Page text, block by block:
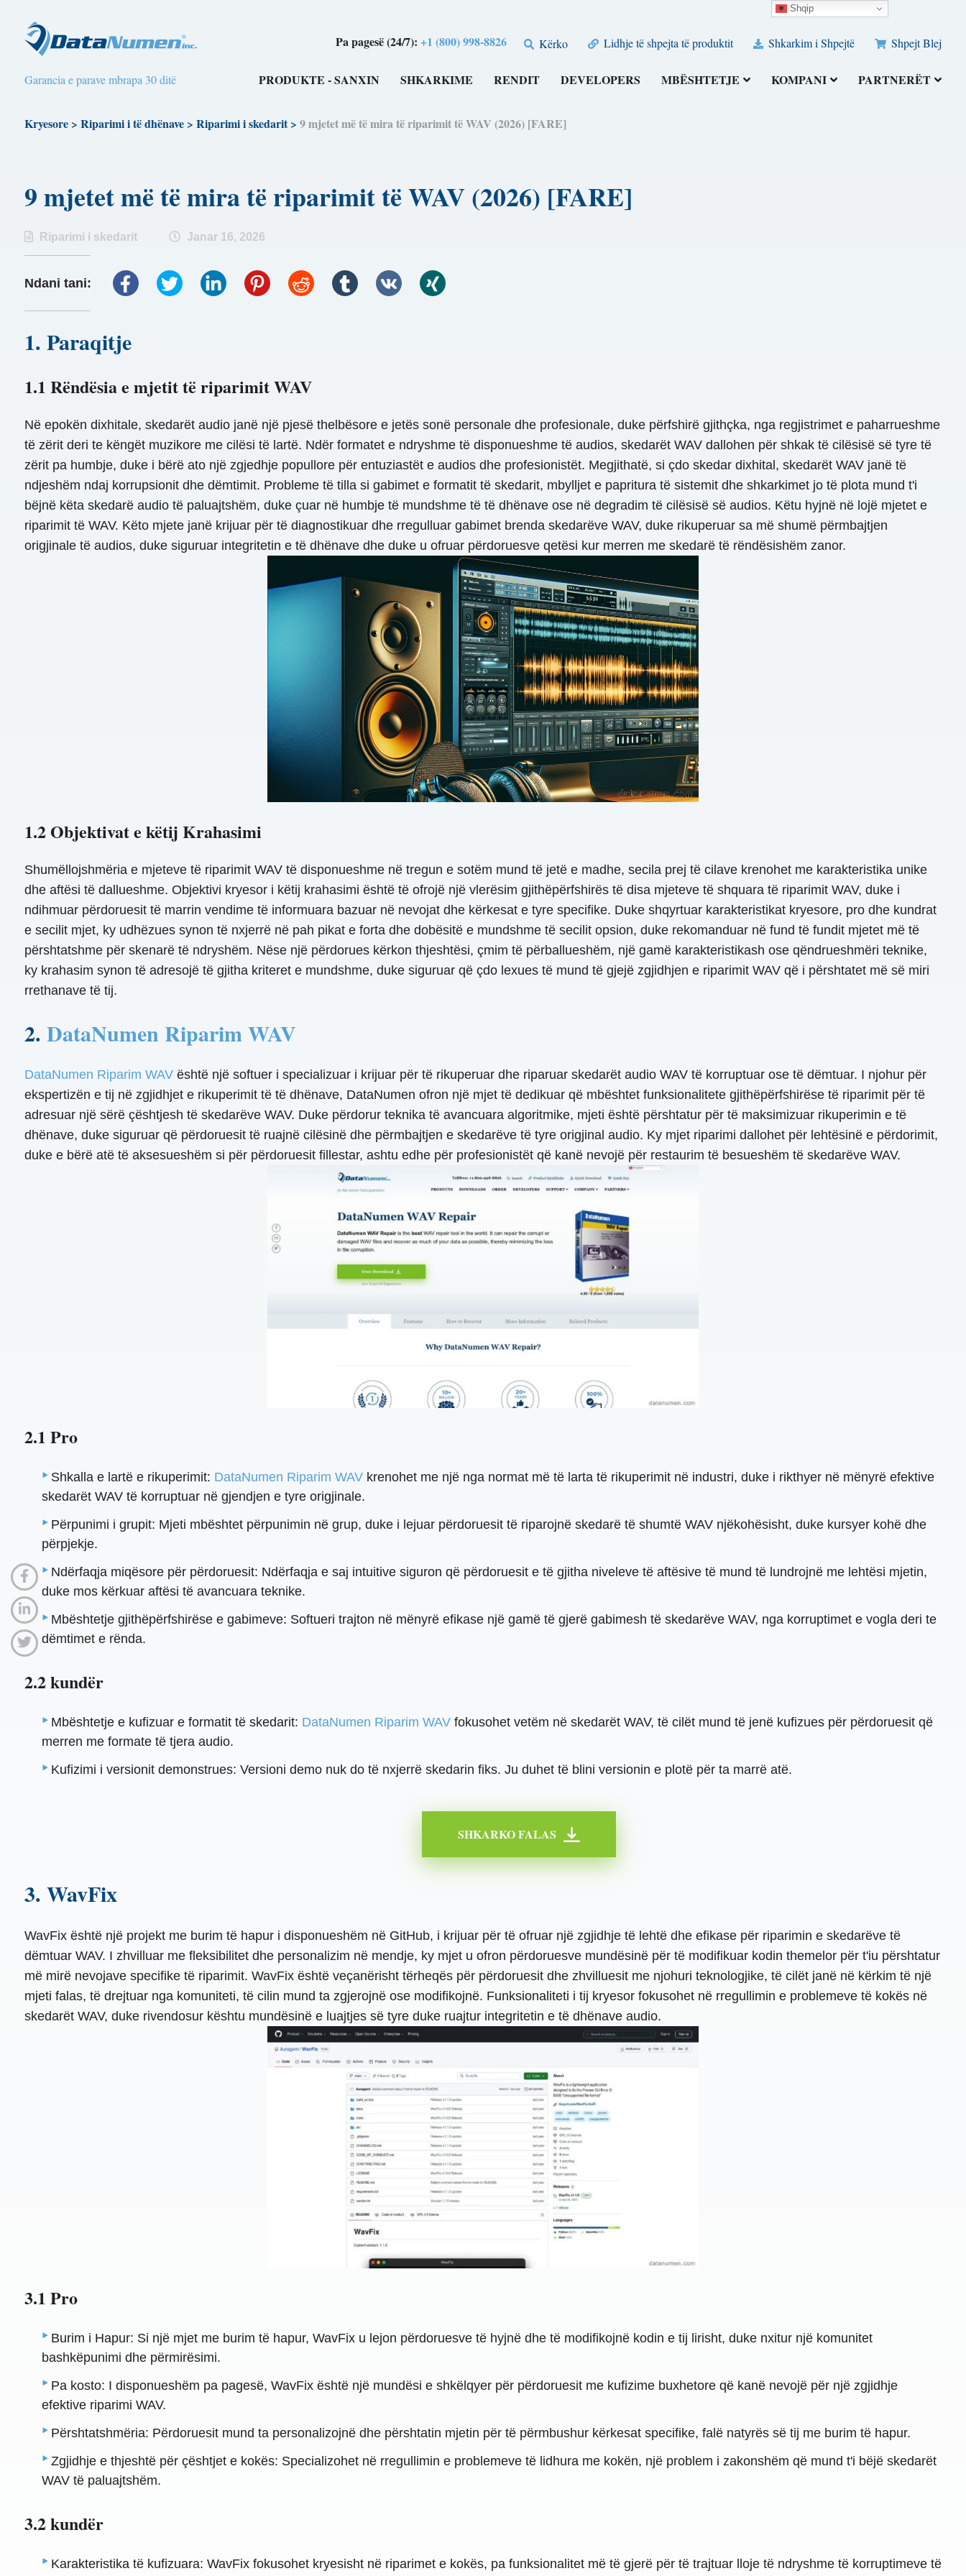
Pa pagesë (24/7):+1 (800) 998-8826 Kërko Lidhje të shpejta të produktit Shkarkim i Shpejtë Shpejt Blej
Garancia e parave mbrapa 30 ditë PRODUKTE - SANXIN SHKARKIME RENDIT DEVELOPERS MBËSHTETJE KOMPANI PARTNERËT
Kryesore> Riparimi i të dhënave> Riparimi i skedarit> 9 mjetet më të mira të riparimit të WAV (2026) [FARE]
9 mjetet më të mira të riparimit të WAV (2026) [FARE]
Riparimi i skedarit Janar 16, 2026
Ndani tani:
1. Paraqitje
1.1 Rëndësia e mjetit të riparimit WAV
Në epokën dixhitale, skedarët audio janë një pjesë thelbësore e jetës sonë personale dhe profesionale, duke përfshirë gjithçka, nga regjistrimet e paharrueshme
të zërit deri te këngët muzikore me cilësi të lartë. Ndër formatet e ndryshme të disponueshme të audios, skedarët WAV dallohen për shkak të cilësisë së tyre të
zërit pa humbje, duke i bërë ato një zgjedhje popullore për entuziastët e audios dhe profesionistët. Megjithatë, si çdo skedar dixhital, skedarët WAV janë të
ndjeshëm ndaj korrupsionit dhe dëmtimit. Probleme të tilla si gabimet e formatit të skedarit, mbylljet e papritura të sistemit dhe shkarkimet jo të plota mund t'i
bëjnë këta skedarë audio të paluajtshëm, duke çuar në humbje të mundshme të të dhënave ose në degradim të cilësisë së audios. Këtu hyjnë në lojë mjetet e
riparimit të WAV. Këto mjete janë krijuar për të diagnostikuar dhe rregulluar gabimet brenda skedarëve WAV, duke rikuperuar sa më shumë përmbajtjen
origjinale të audios, duke siguruar integritetin e të dhënave dhe duke u ofruar përdoruesve qetësi kur merren me skedarë të rëndësishëm zanor.
1.2 Objektivat e këtij Krahasimi
Shumëllojshmëria e mjeteve të riparimit WAV të disponueshme në tregun e sotëm mund të jetë e madhe, secila prej të cilave krenohet me karakteristika unike
dhe aftësi të dallueshme. Objektivi kryesor i këtij krahasimi është të ofrojë një vlerësim gjithëpërfshirës të disa mjeteve të shquara të riparimit WAV, duke i
ndihmuar përdoruesit të marrin vendime të informuara bazuar në nevojat dhe kërkesat e tyre specifike. Duke shqyrtuar karakteristikat kryesore, pro dhe kundrat
e secilit mjet, ky udhëzues synon të nxjerrë në pah pikat e forta dhe dobësitë e mundshme të secilit opsion, duke rekomanduar në fund të fundit mjetet më të
përshtatshme për skenarë të ndryshëm. Nëse një përdorues kërkon thjeshtësi, çmim të përballueshëm, një gamë karakteristikash ose qëndrueshmëri teknike,
ky krahasim synon të adresojë të gjitha kriteret e mundshme, duke siguruar që çdo lexues të mund të gjejë zgjidhjen e riparimit WAV që i përshtatet më së miri
rrethanave të tij.
2. DataNumen Riparim WAV
DataNumen Riparim WAVështë një softuer i specializuar i krijuar për të rikuperuar dhe riparuar skedarët audio WAV të korruptuar ose të dëmtuar. I njohur për
ekspertizën e tij në zgjidhjet e rikuperimit të të dhënave, DataNumen ofron një mjet të dedikuar që mbështet funksionalitete gjithëpërfshirëse të riparimit për të
adresuar një sërë çështjesh të skedarëve WAV. Duke përdorur teknika të avancuara algoritmike, mjeti është përshtatur për të maksimizuar rikuperimin e të
dhënave, duke siguruar që përdoruesit të ruajnë cilësinë dhe përmbajtjen e skedarëve të tyre origjinal audio. Ky mjet riparimi dallohet për lehtësinë e përdorimit,
duke e bërë atë të aksesueshëm si për përdoruesit fillestar, ashtu edhe për profesionistët që kanë nevojë për restaurim të besueshëm të skedarëve WAV.
2.1 Pro
Shkalla e lartë e rikuperimit: DataNumen Riparim WAV krenohet me një nga normat më të larta të rikuperimit në industri, duke i rikthyer në mënyrë efektive
skedarët WAV të korruptuar në gjendjen e tyre origjinale.
Përpunimi i grupit: Mjeti mbështet përpunimin në grup, duke i lejuar përdoruesit të riparojnë skedarë të shumtë WAV njëkohësisht, duke kursyer kohë dhe
përpjekje.
Ndërfaqja miqësore për përdoruesit: Ndërfaqja e saj intuitive siguron që përdoruesit e të gjitha niveleve të aftësive të mund të lundrojnë me lehtësi mjetin,
duke mos kërkuar aftësi të avancuara teknike.
Mbështetje gjithëpërfshirëse e gabimeve: Softueri trajton në mënyrë efikase një gamë të gjerë gabimesh të skedarëve WAV, nga korruptimet e vogla deri te
dëmtimet e rënda.
2.2 kundër
Mbështetje e kufizuar e formatit të skedarit: DataNumen Riparim WAV fokusohet vetëm në skedarët WAV, të cilët mund të jenë kufizues për përdoruesit që
merren me formate të tjera audio.
Kufizimi i versionit demonstrues: Versioni demo nuk do të nxjerrë skedarin fiks. Ju duhet të blini versionin e plotë për ta marrë atë.
SHKARKO FALAS
3. WavFix
WavFix është një projekt me burim të hapur i disponueshëm në GitHub, i krijuar për të ofruar një zgjidhje të lehtë dhe efikase për riparimin e skedarëve të
dëmtuar WAV. I zhvilluar me fleksibilitet dhe personalizim në mendje, ky mjet u ofron përdoruesve mundësinë për të modifikuar kodin themelor për t'iu përshtatur
më mirë nevojave specifike të riparimit. WavFix është veçanërisht tërheqës për përdoruesit dhe zhvilluesit me njohuri teknologjike, të cilët janë në kërkim të një
mjeti falas, të drejtuar nga komuniteti, të cilin mund ta zgjerojnë ose modifikojnë. Funksionaliteti i tij kryesor fokusohet në rregullimin e problemeve të kokës në
skedarët WAV, duke rivendosur kështu mundësinë e luajtjes së tyre duke ruajtur integritetin e të dhënave audio.
3.1 Pro
Burim i Hapur: Si një mjet me burim të hapur, WavFix u lejon përdoruesve të hyjnë dhe të modifikojnë kodin e tij lirisht, duke nxitur një komunitet
bashkëpunimi dhe përmirësimi.
Pa kosto: I disponueshëm pa pagesë, WavFix është një mundësi e shkëlqyer për përdoruesit me kufizime buxhetore që kanë nevojë për një zgjidhje
efektive riparimi WAV.
Përshtatshmëria: Përdoruesit mund ta personalizojnë dhe përshtatin mjetin për të përmbushur kërkesat specifike, falë natyrës së tij me burim të hapur.
Zgjidhje e thjeshtë për çështjet e kokës: Specializohet në rregullimin e problemeve të lidhura me kokën, një problem i zakonshëm që mund t'i bëjë skedarët
WAV të paluajtshëm.
3.2 kundër
Karakteristika të kufizuara: WavFix fokusohet kryesisht në riparimet e kokës, pa funksionalitet më të gjerë për të trajtuar lloje të ndryshme të korruptimeve të
Shqip